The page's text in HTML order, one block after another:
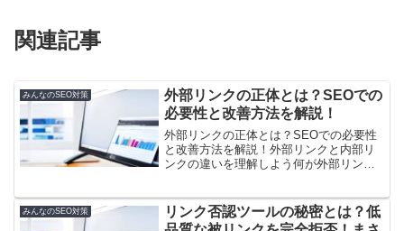
関連記事
みんなのSEO対策
外部リンクの正体とは？SEOでの
必要性と改善方法を解説！
外部リンクの正体とは？SEOでの必要性
と改善方法を解説！外部リンクと内部リ
ンクの違いを理解しよう何が外部リンク
クについて外部リンク対策：できること
良質な外部リンクを獲得...
みんなのSEO対策
リンク否認ツールの秘密とは？低